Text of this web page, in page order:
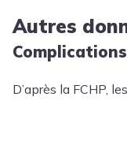
Autres
Complications
D’après la FCHP,